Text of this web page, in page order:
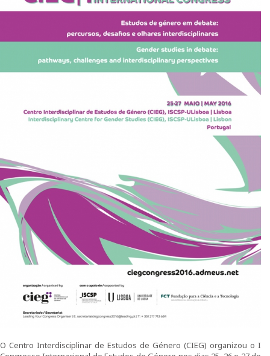
Pós-Graduação em Igualdade de Género
Mestrado em Família e Género
Doutoramento em Estudos de Género
1ª Edição do Curso de Formação Especializada em
2ª Edição do Curso de Formação Especializada em
Igualdade de Género
3ª Edição do Curso de Formação Especializada em
Igualdade de Género
Curso de Formação Especializada em Igualdade de
Género do Ministério da Defesa | 4ª edição |
Testemunhos
Regulamentos do CIEG
O Centro Interdisciplinar de Estudos de Género (CIEG) organizou o I